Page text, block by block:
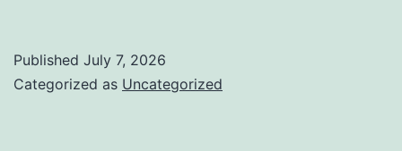
Published July 7, 2026
Categorized as Uncategorized